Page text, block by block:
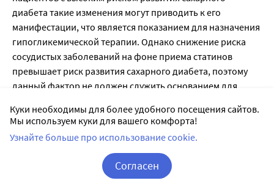
диабета такие изменения могут приводить к его
манифестации, что является показанием для назначения
гипогликемической терапии. Однако снижение риска
сосудистых заболеваний на фоне приема статинов
превышает риск развития сахарного диабета, поэтому
данный фактор не должен служить основанием для
(концентрация глюкозы в крови натощак 5,6-6,9 ммоль/
л, индекс массы тела (ИМТ) > 30 кг/м2,
гипертриглицеридемия, артериальная гипертензия в
анамнезе) следует установить врачебное наблюдение и
регулярно проводить контроль биохимических
Куки необходимы для более удобного посещения сайтов.
Мы используем куки для вашего комфорта!
Узнайте больше про использование cookie.
Согласен